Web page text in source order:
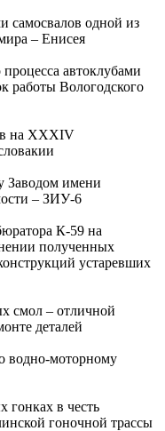
самосвалов одной из
– Енисея
автоклубами
Вологодского
на XXXIV
Заводом имени
– ЗИУ-6
К-59 на
полученных
устаревших
смол – отличной
деталей
водно-моторному
гонках в честь
гоночной трассы